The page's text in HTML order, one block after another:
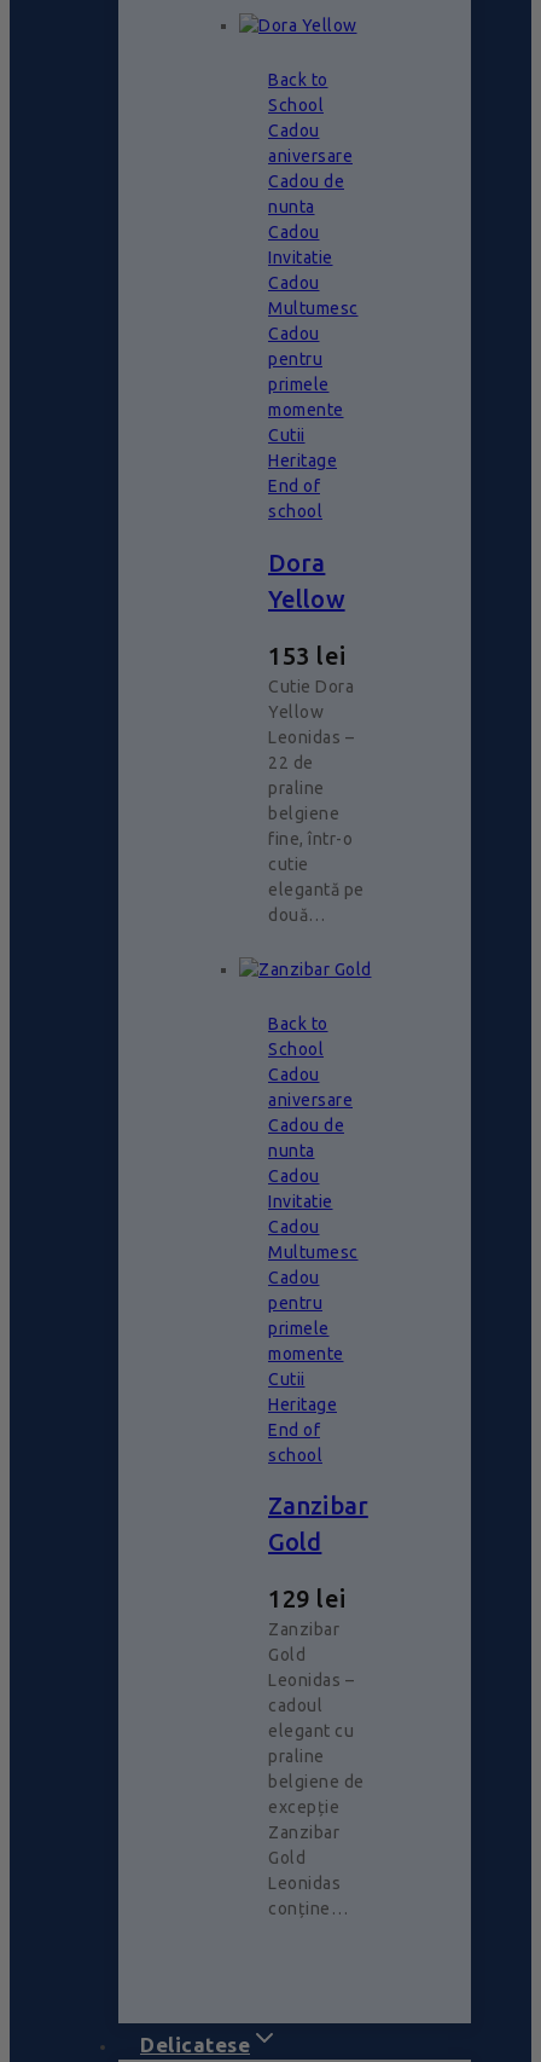
Back to
School
Cadou
aniversare
Cadou de
nunta
Cadou
Invitatie
Cadou
Multumesc
Cadou
pentru
primele
momente
Cutii
Heritage
End of
school
Dora
Yellow
153 lei
Cutie Dora
Yellow
Leonidas –
22 de
praline
belgiene
fine, într-o
cutie
elegantă pe
două…
Back to
School
Cadou
aniversare
Cadou de
nunta
Cadou
Invitatie
Cadou
Multumesc
Cadou
pentru
primele
momente
Cutii
Heritage
End of
school
Zanzibar
Gold
129 lei
Zanzibar
Gold
Leonidas –
cadoul
elegant cu
praline
belgiene de
excepție
Zanzibar
Gold
Leonidas
conține…
Delicatese